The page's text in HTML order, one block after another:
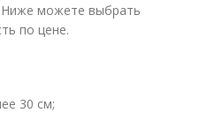
Ниже можете выбрать
по цене.
30 см;